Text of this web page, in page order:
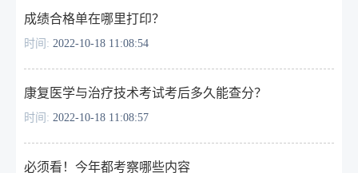
成绩合格单在哪里打印？
时间: 2022-10-18 11:08:54
康复医学与治疗技术考试考后多久能查分？
时间: 2022-10-18 11:08:57
必须看！今年都考察哪些内容